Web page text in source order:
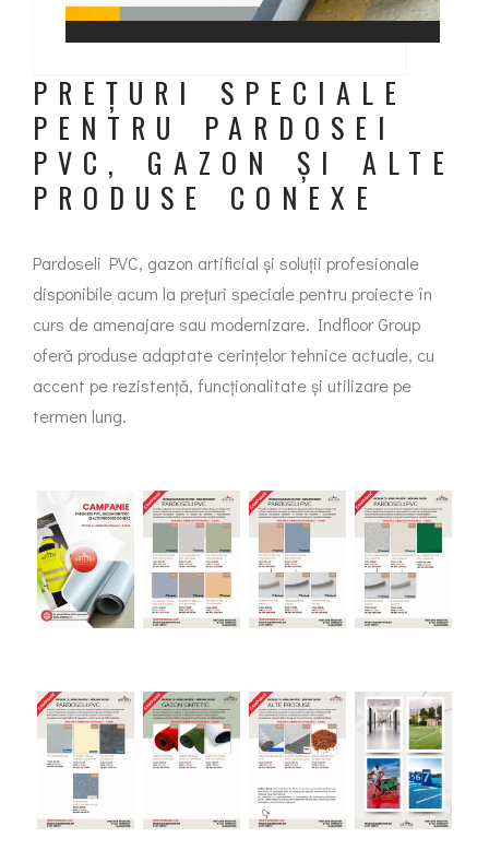
PREȚURI SPECIALE
PENTRU PARDOSEI
PVC, GAZON ȘI ALTE
PRODUSE CONEXE
Pardoseli PVC, gazon artificial și soluții profesionale
disponibile acum la prețuri speciale pentru proiecte în
curs de amenajare sau modernizare. Indfloor Group
oferă produse adaptate cerințelor tehnice actuale, cu
accent pe rezistență, funcționalitate și utilizare pe
termen lung.